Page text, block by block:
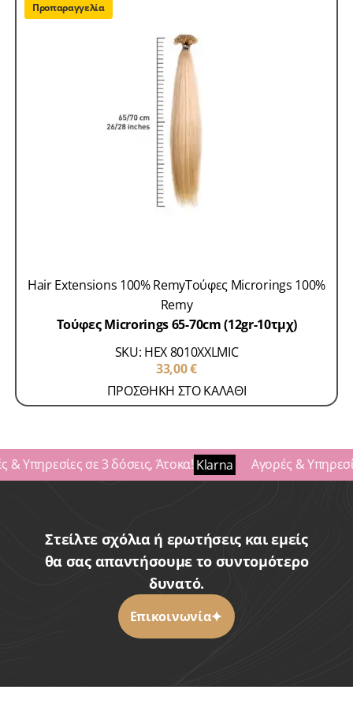
Hair Extensions 100% RemyΤούφες Microrings 100%
Remy
Τούφες Microrings 65-70cm (12gr-10τμχ)
Προπαραγγελία
SKU: HEX 8010XXLMIC
33,00€
ΠΡΟΣΘΗΚΗ ΣΤΟ ΚΑΛΑΘΙ
& Υπηρεσίες σε 3 δόσεις, Άτοκα!Klarna Αγορές &
Στείλτε σχόλια ή ερωτήσεις και εμείς
θα σας απαντήσουμε το συντομότερο
δυνατό.
Επικοινωνία